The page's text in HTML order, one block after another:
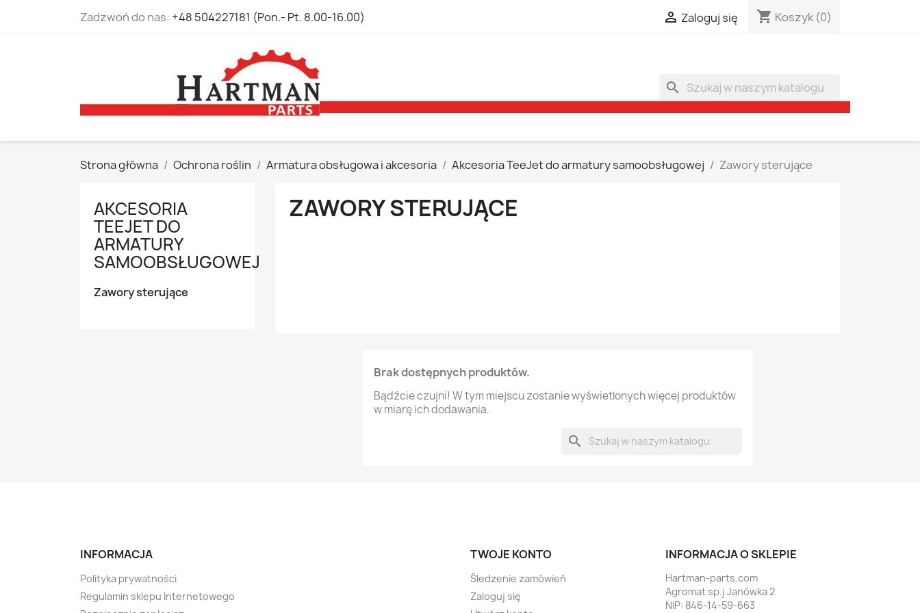
Zadzwoń do nas: +48 504227181 (Pon.- Pt. 8.00-16.00)  Zaloguj się shopping_cart Koszyk (0)
search
Strona główna Ochrona roślin Armatura obsługowa i akcesoria Akcesoria TeeJet do armatury samoobsługowej Zawory sterujące
AKCESORIA
TEEJET DO
ARMATURY
SAMOOBSŁUGOWEJ
Zawory sterujące
ZAWORY STERUJĄCE
Brak dostępnych produktów.
Bądźcie czujni! W tym miejscu zostanie wyświetlonych więcej produktów
w miarę ich dodawania.
search
INFORMACJA
Polityka prywatności
Regulamin sklepu Internetowego
TWOJE KONTO
Śledzenie zamówień
Zaloguj się
INFORMACJA O SKLEPIE
Hartman-parts.com
Agromat sp.j Janówka 2
NIP: 846-14-59-663